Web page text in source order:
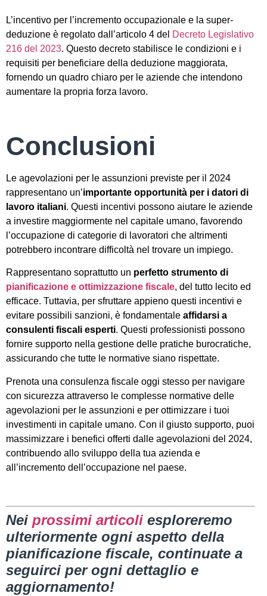
L’incentivo per l’incremento occupazionale e la super-
deduzione è regolato dall’articolo 4 del Decreto Legislativo
216 del 2023. Questo decreto stabilisce le condizioni e i
requisiti per beneficiare della deduzione maggiorata,
fornendo un quadro chiaro per le aziende che intendono
aumentare la propria forza lavoro.
Conclusioni
Le agevolazioni per le assunzioni previste per il 2024
rappresentano un’importante opportunità per i datori di
lavoro italiani. Questi incentivi possono aiutare le aziende
a investire maggiormente nel capitale umano, favorendo
l’occupazione di categorie di lavoratori che altrimenti
potrebbero incontrare difficoltà nel trovare un impiego.
Rappresentano soprattutto un perfetto strumento di
pianificazione e ottimizzazione fiscale, del tutto lecito ed
efficace. Tuttavia, per sfruttare appieno questi incentivi e
evitare possibili sanzioni, è fondamentale affidarsi a
consulenti fiscali esperti. Questi professionisti possono
fornire supporto nella gestione delle pratiche burocratiche,
assicurando che tutte le normative siano rispettate.
Prenota una consulenza fiscale oggi stesso per navigare
con sicurezza attraverso le complesse normative delle
agevolazioni per le assunzioni e per ottimizzare i tuoi
investimenti in capitale umano. Con il giusto supporto, puoi
massimizzare i benefici offerti dalle agevolazioni del 2024,
contribuendo allo sviluppo della tua azienda e
all’incremento dell’occupazione nel paese.
Nei prossimi articoli esploreremo
ulteriormente ogni aspetto della
pianificazione fiscale, continuate a
seguirci per ogni dettaglio e
aggiornamento!